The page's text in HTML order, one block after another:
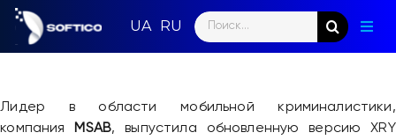
Skip
content
Search
for:
Лидер в области мобильной криминалистики,
компания MSAB, выпустила обновленную версию XRY